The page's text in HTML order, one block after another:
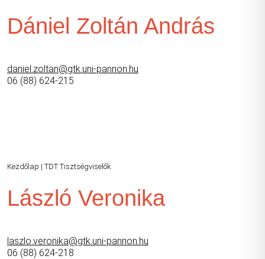
Dániel Zoltán András
daniel.zoltan@gtk.uni-pannon.hu
06 (88) 624-215
Kezdőlap | TDT Tisztségviselők
László Veronika
laszlo.veronika@gtk.uni-pannon.hu
06 (88) 624-218